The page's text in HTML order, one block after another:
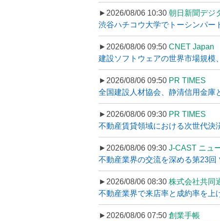
►2026/08/06 10:30 朝日新聞デジ
渋谷ハチコウ大学でトーシンパー
►2026/08/06 09:50 CNET Japan
建設ソフトウェアの世界市場規模
►2026/08/06 09:50 PR TIMES
全国建設人材協会、静清信用金庫
►2026/08/06 09:30 PR TIMES
不動産賃貸領域における次世代決
►2026/08/06 09:30 J-CAST ニュ
不動産業界の交流を深める第23回
►2026/08/06 08:30 株式会社共同
不動産業界で来店率と成約率を上
►2026/08/06 07:50 創業手帳